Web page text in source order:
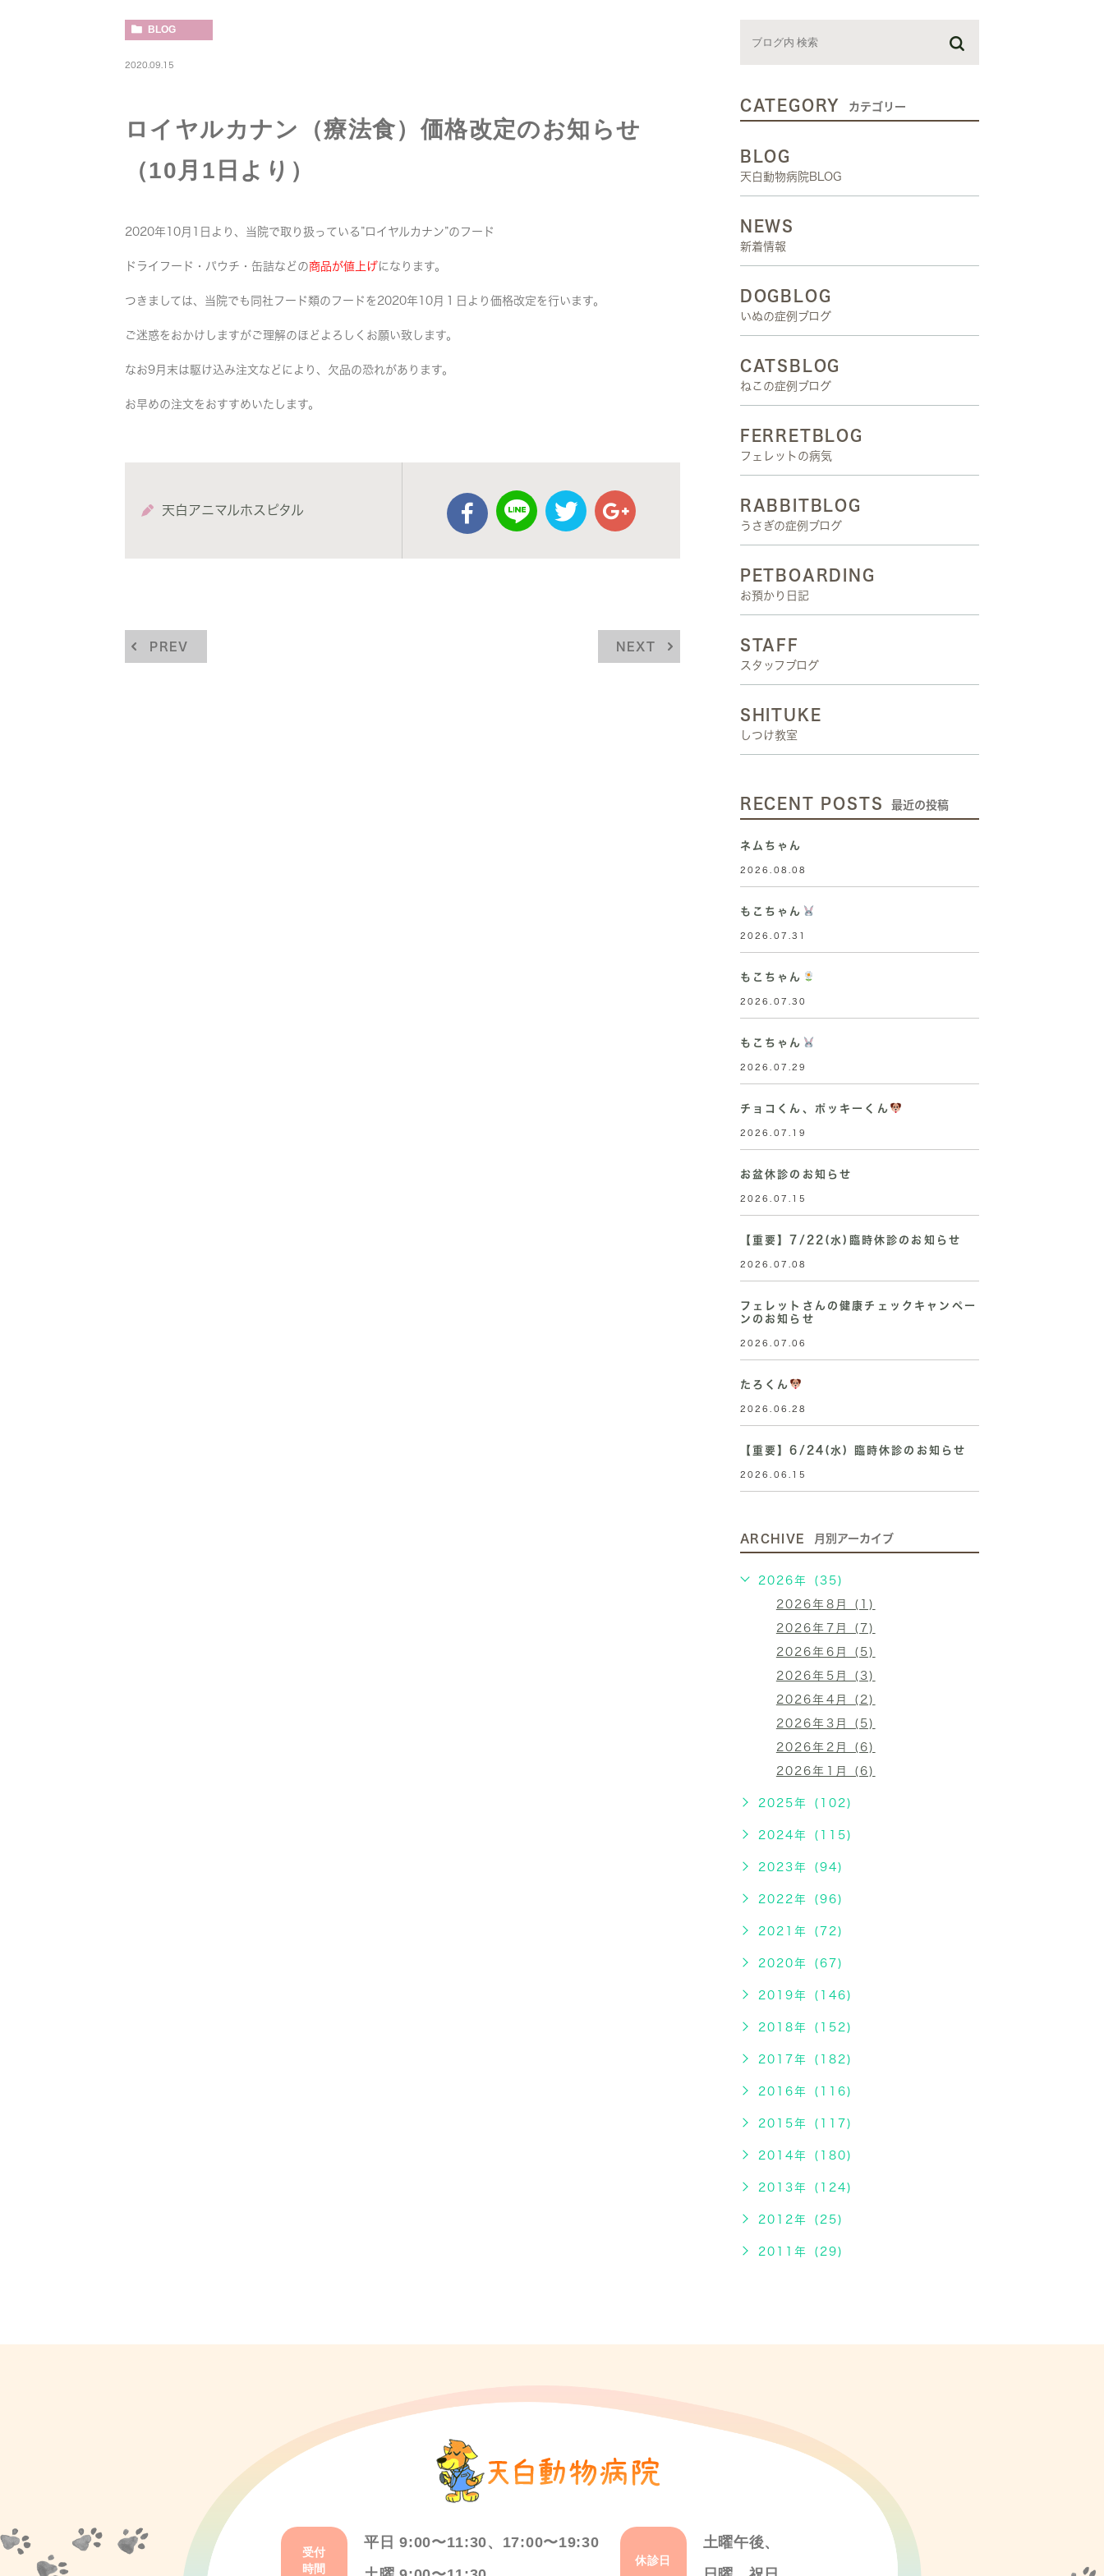
BLOG
2020.09.15
ロイヤルカナン（療法食）価格改定のお知らせ
（10月1日より）
2020年10月1日より、当院で取り扱っている”ロイヤルカナン”のフード
ドライフード・パウチ・缶詰などの商品が値上げになります。
つきましては、当院でも同社フード類のフードを2020年10月１日より価格改定を行います。
ご迷惑をおかけしますがご理解のほどよろしくお願い致します。
なお9月末は駆け込み注文などにより、欠品の恐れがあります。
お早めの注文をおすすめいたします。
天白アニマルホスピタル
PREV NEXT
CATEGORY カテゴリー
BLOG
天白動物病院BLOG
NEWS
新着情報
DOGBLOG
いぬの症例ブログ
CATSBLOG
ねこの症例ブログ
FERRETBLOG
フェレットの病気
RABBITBLOG
うさぎの症例ブログ
PETBOARDING
お預かり日記
STAFF
スタッフブログ
SHITUKE
しつけ教室
RECENT POSTS 最近の投稿
ネムちゃん
2026.08.08
もこちゃん
2026.07.31
もこちゃん
2026.07.30
もこちゃん
2026.07.29
チョコくん、ポッキーくん
2026.07.19
お盆休診のお知らせ
2026.07.15
【重要】7/22(水)臨時休診のお知らせ
2026.07.08
フェレットさんの健康チェックキャンペー
ンのお知らせ
2026.07.06
たろくん
2026.06.28
【重要】6/24(水) 臨時休診のお知らせ
2026.06.15
ARCHIVE 月別アーカイブ
2026年 (35)
2026年8月 (1)
2026年7月 (7)
2026年6月 (5)
2026年5月 (3)
2026年4月 (2)
2026年3月 (5)
2026年2月 (6)
2026年1月 (6)
2025年 (102)
2024年 (115)
2023年 (94)
2022年 (96)
2021年 (72)
2020年 (67)
2019年 (146)
2018年 (152)
2017年 (182)
2016年 (116)
2015年 (117)
2014年 (180)
2013年 (124)
2012年 (25)
2011年 (29)
受付
時間
平日 9:00〜11:30、17:00〜19:30
休診日
土曜午後、